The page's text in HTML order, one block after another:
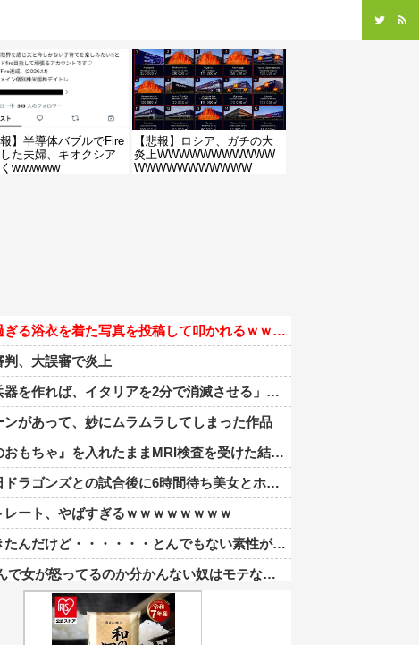
報】半導体バブルでFire
た夫婦、キオクシア
wwwwww
【悲報】ロシア、ガチの大
炎上WWWWWWWWWWW
WWWWWWWWWWW
る浴衣を着た写真を投稿して叩かれるｗｗｗｗ
判、大誤審で炎上
分で消滅させる」メローニ「核を持っている国で実際に使ったアホはアメリカだけｗ」
があって、妙にムラムラしてしまった作品
もちゃ』を入れたままMRI検査を受けた結果 →
ラゴンズとの試合後に6時間待ち美女とホテルへ
レート、やばすぎるｗｗｗｗｗｗｗｗ
ど・・・・・・とんでもない素性が見えてきた・・・・・・
分かんない奴はモテない奴確定らしい←お前らは勿論わかるよな？？？？？？？
カップを作って大盛りあがり←なんかどっかで見たことあると話題に
で並んだ姿が大変素晴らしいと話題にw w w w w w w